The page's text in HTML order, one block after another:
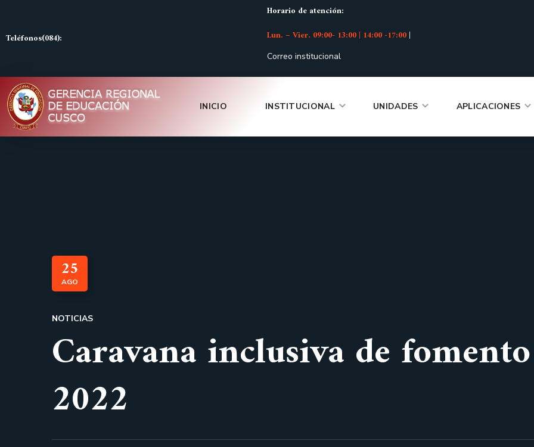
Teléfonos(084):
Horario de atención:
Lun. – Vier. 09:00- 13:00 | 14:00 -17:00|
Correo institucional
INICIO INSTITUCIONAL UNIDADES APLICACIONES
25
AGO
NOTICIAS
Caravana inclusiva de
2022